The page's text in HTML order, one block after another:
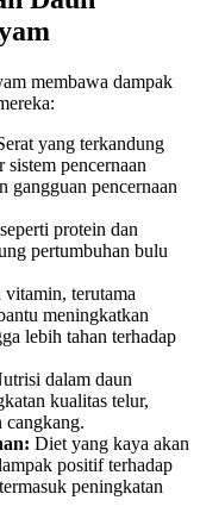
membawa dampak
yang terkandung
pencernaan
gangguan pencernaan
protein dan
pertumbuhan bulu
terutama
meningkatkan
lebih tahan terhadap
dalam daun
kualitas telur,
cangkang.
Diet yang kaya akan
positif terhadap
peningkatan